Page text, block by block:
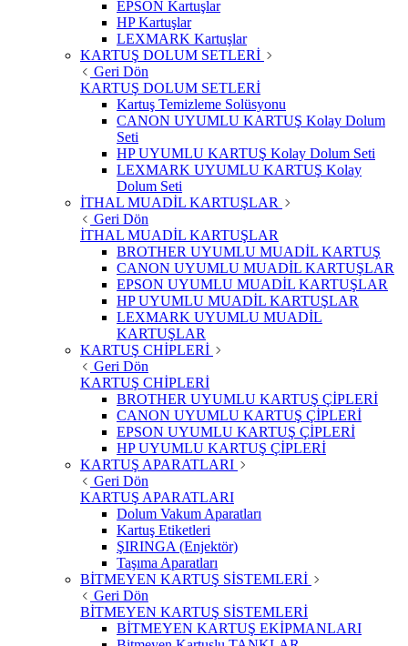
EPSON Kartuşlar
HP Kartuşlar
LEXMARK Kartuşlar
KARTUŞ DOLUM SETLERİ
Geri Dön
KARTUŞ DOLUM SETLERİ
Kartuş Temizleme Solüsyonu
CANON UYUMLU KARTUŞ Kolay Dolum
Seti
HP UYUMLU KARTUŞ Kolay Dolum Seti
LEXMARK UYUMLU KARTUŞ Kolay
Dolum Seti
İTHAL MUADİL KARTUŞLAR
Geri Dön
İTHAL MUADİL KARTUŞLAR
BROTHER UYUMLU MUADİL KARTUŞ
CANON UYUMLU MUADİL KARTUŞLAR
EPSON UYUMLU MUADİL KARTUŞLAR
HP UYUMLU MUADİL KARTUŞLAR
LEXMARK UYUMLU MUADİL
KARTUŞLAR
KARTUŞ CHİPLERİ
Geri Dön
KARTUŞ CHİPLERİ
BROTHER UYUMLU KARTUŞ ÇİPLERİ
CANON UYUMLU KARTUŞ ÇİPLERİ
EPSON UYUMLU KARTUŞ ÇİPLERİ
HP UYUMLU KARTUŞ ÇİPLERİ
KARTUŞ APARATLARI
Geri Dön
KARTUŞ APARATLARI
Dolum Vakum Aparatları
Kartuş Etiketleri
ŞIRINGA (Enjektör)
Taşıma Aparatları
BİTMEYEN KARTUŞ SİSTEMLERİ
Geri Dön
BİTMEYEN KARTUŞ SİSTEMLERİ
BİTMEYEN KARTUŞ EKİPMANLARI